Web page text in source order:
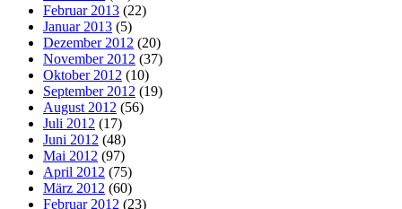
Februar 2013 (22)
Januar 2013 (5)
Dezember 2012 (20)
November 2012 (37)
Oktober 2012 (10)
September 2012 (19)
August 2012 (56)
Juli 2012 (17)
Juni 2012 (48)
Mai 2012 (97)
April 2012 (75)
März 2012 (60)
Februar 2012 (23)